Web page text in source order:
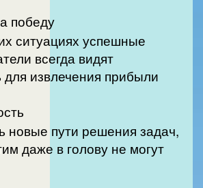
победу
ситуациях успешные
всегда видят
для извлечения прибыли
новые пути решения задач,
даже в голову не могут